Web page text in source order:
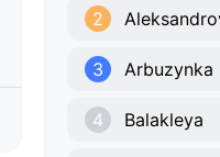
2
3 Arbuzynka
4 Balakleya